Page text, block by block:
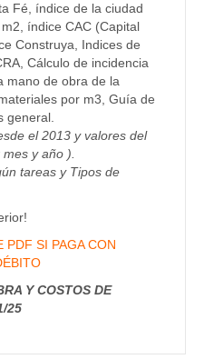
Fé, índice de la ciudad
índice CAC (Capital
Construya, Indices de
Cálculo de incidencia
mano de obra de la
por m3, Guía de
general.
el 2013 y valores del
y año ).
tareas y Tipos de
PDF SI PAGA CON
Y COSTOS DE
25